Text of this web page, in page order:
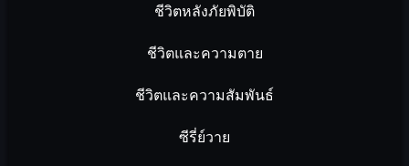
ชีวิตหลังภัยพิบัติ
ชีวิตและความตาย
ชีวิตและความสัมพันธ์
ซีรี่ย์วาย